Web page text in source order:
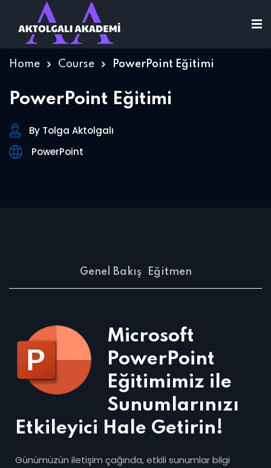
Home Course PowerPoint Eğitimi
PowerPoint Eğitimi
By Tolga Aktolgalı
PowerPoint
Genel Bakış Eğitmen
Microsoft
PowerPoint
Eğitimimiz ile
Sunumlarınızı
Etkileyici Hale Getirin!
Günümüzün iletişim çağında, etkili sunumlar bilgi